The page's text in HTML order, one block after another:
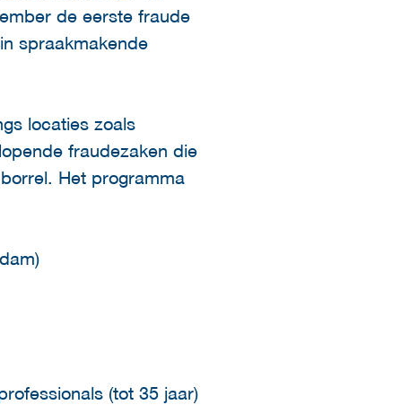
de eerste fraude
spraakmakende
locaties zoals
fraudezaken die
Het programma
(tot 35 jaar)